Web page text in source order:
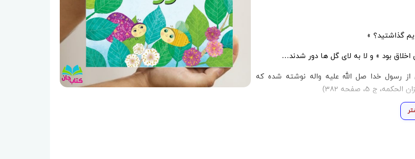
گذاشتید؟ »
بود » و لا به لای گل ها دور شدند…
رسول خدا صل الله علیه واله نوشته شده که
ج 5، صفحه 382)